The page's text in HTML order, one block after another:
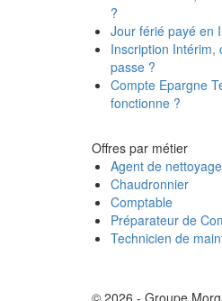
?
Jour férié payé en
Inscription Intérim,
passe ?
Compte Epargne
fonctionne ?
Offres par métier
Agent de nettoyage
Chaudronnier
Comptable
Préparateur de
Technicien de
© 2026 - Groupe